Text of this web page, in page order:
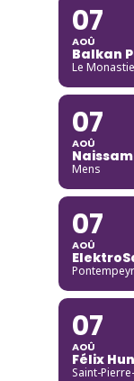
07
AOÛ
Balkan
Le
07
AOÛ
Mens
07
AOÛ
07
AOÛ
Félix
Saint-